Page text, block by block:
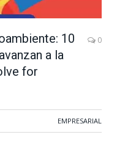
10
a la
for
0
EMPRESARIAL